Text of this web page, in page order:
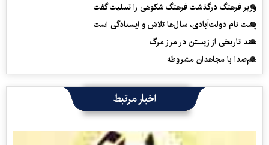
وزیر فرهنگ درگذشت فرهنگ شکوهی را تسلیت گفت
پشت نام دولت‌آبادی، سال‌ها تلاش و ایستادگی است
سند تاریخی از زیستن در مرز مرگ
هم‌صدا با مجاهدان مشروطه
اخبار مرتبط